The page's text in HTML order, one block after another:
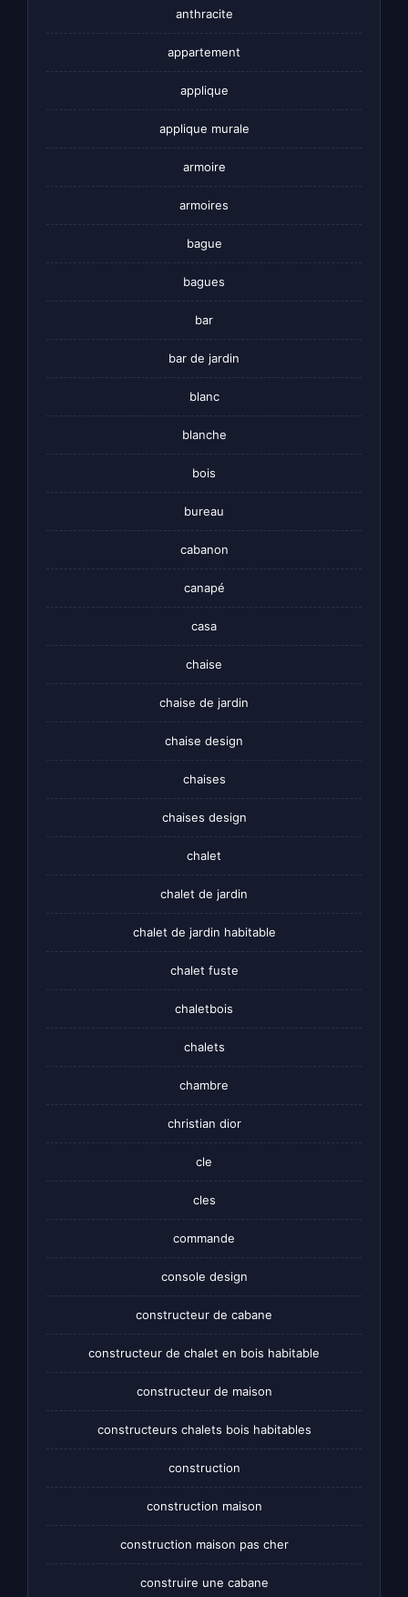
anthracite
appartement
applique
applique murale
armoire
armoires
bague
bagues
bar
bar de jardin
blanc
blanche
bois
bureau
cabanon
canapé
casa
chaise
chaise de jardin
chaise design
chaises
chaises design
chalet
chalet de jardin
chalet de jardin habitable
chalet fuste
chaletbois
chalets
chambre
christian dior
cle
cles
commande
console design
constructeur de cabane
constructeur de chalet en bois habitable
constructeur de maison
constructeurs chalets bois habitables
construction
construction maison
construction maison pas cher
construire une cabane